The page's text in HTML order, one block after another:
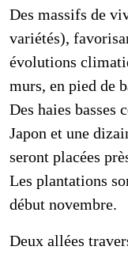
Des massifs de
variétés),
évolutions
murs, en pied de
Des haies basses
Japon et une
seront placées
Les plantations
début novembre.
Deux allées